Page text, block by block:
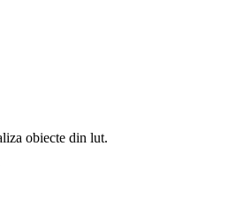
obiecte din lut.